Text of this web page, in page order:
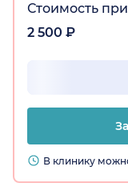
Стоимость
2 500 ₽
В клинику